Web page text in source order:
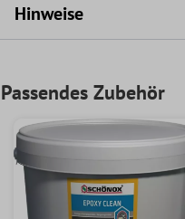
Hinweise
Passendes Zubehör